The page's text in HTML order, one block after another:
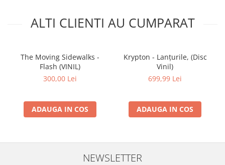
ALTI CLIENTI AU CUMPARAT
The Moving Sidewalks -
Flash (VINIL)
300,00 Lei
ADAUGA IN COS
Krypton - Lanțurile, (Disc
Vinil)
699,99 Lei
ADAUGA IN COS
NEWSLETTER